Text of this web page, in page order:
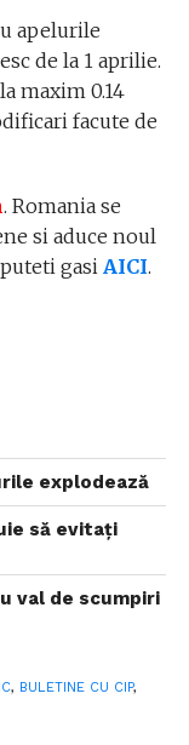
apelurile
de la 1 aprilie.
maxim 0.14
facute de
. Romania se
si aduce noul
gasi AICI.
explodează
să evitați
val de scumpiri
, BULETINE CU CIP,